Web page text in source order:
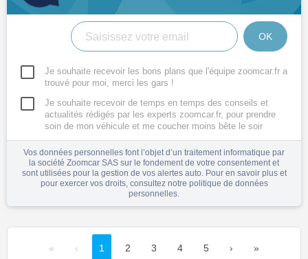
OK
Je souhaite recevoir les bons plans que l'équipe zoomcar.fr a
trouvé pour moi, merci les gars !
Je souhaite recevoir de temps en temps des conseils et
actualités rédigés par les experts zoomcar.fr, pour prendre
soin de mon véhicule et me coucher moins bête le soir
Vos données personnelles font l’objet d’un traitement informatique par
la société Zoomcar SAS sur le fondement de votre consentement et
sont utilisées pour la gestion de vos alertes auto. Pour en savoir plus et
pour exercer vos droits, consultez notre politique de données
personnelles.
« ‹ 1 2 3 4 5 › »